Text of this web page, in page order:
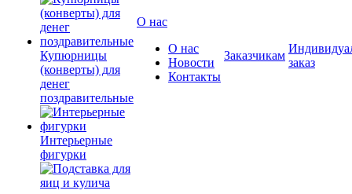
Купюрницы
(конверты) для
денег
поздравительные
Интерьерные
фигурки
О нас
О нас
Новости
Контакты
Заказчикам
заказ